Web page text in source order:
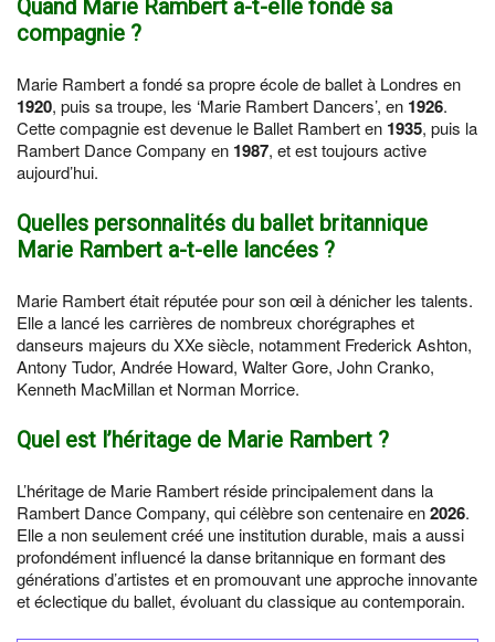
Quand Marie Rambert a-t-elle fondé sa
compagnie ?
Marie Rambert a fondé sa propre école de ballet à Londres en
1920, puis sa troupe, les ‘Marie Rambert Dancers’, en 1926.
Cette compagnie est devenue le Ballet Rambert en 1935, puis la
Rambert Dance Company en 1987, et est toujours active
aujourd’hui.
Quelles personnalités du ballet britannique
Marie Rambert a-t-elle lancées ?
Marie Rambert était réputée pour son œil à dénicher les talents.
Elle a lancé les carrières de nombreux chorégraphes et
danseurs majeurs du XXe siècle, notamment Frederick Ashton,
Antony Tudor, Andrée Howard, Walter Gore, John Cranko,
Kenneth MacMillan et Norman Morrice.
Quel est l’héritage de Marie Rambert ?
L’héritage de Marie Rambert réside principalement dans la
Rambert Dance Company, qui célèbre son centenaire en2026.
Elle a non seulement créé une institution durable, mais a aussi
profondément influencé la danse britannique en formant des
générations d’artistes et en promouvant une approche innovante
et éclectique du ballet, évoluant du classique au contemporain.